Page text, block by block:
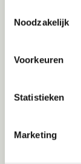
Noodzakelijk
Voorkeuren
Statistieken
Marketing
•